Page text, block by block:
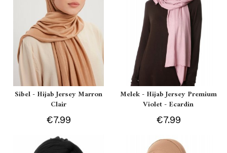
Sibel - Hijab Jersey Marron
Clair
€7.99
Melek - Hijab Jersey Premium
Violet - Ecardin
€7.99